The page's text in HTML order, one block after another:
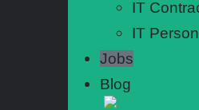
IT
IT
Jobs
Blog